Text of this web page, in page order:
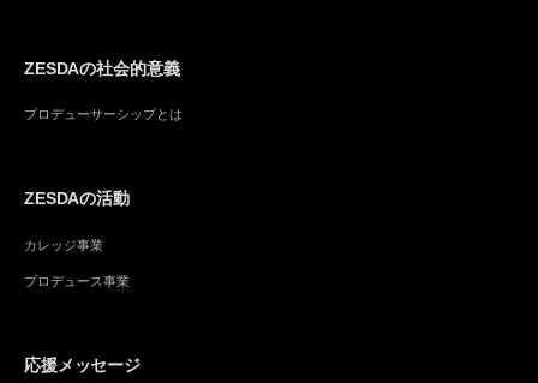
ZESDAの社会的意義
プロデューサーシップとは
ZESDAの活動
カレッジ事業
プロデュース事業
応援メッセージ